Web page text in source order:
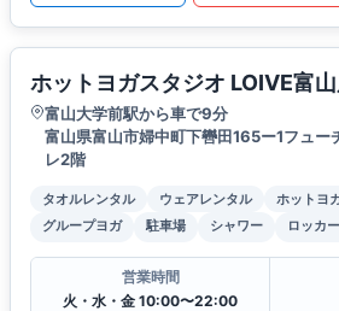
ホットヨガスタジオ LOIVE富
富山大学前駅から車で9分
富山県富山市婦中町下轡田165ー1フュー
レ2階
タオルレンタル ウェアレンタル ホットヨ
グループヨガ
駐車場 シャワー ロッカー
営業時間
火・水・金 10:00〜22:00